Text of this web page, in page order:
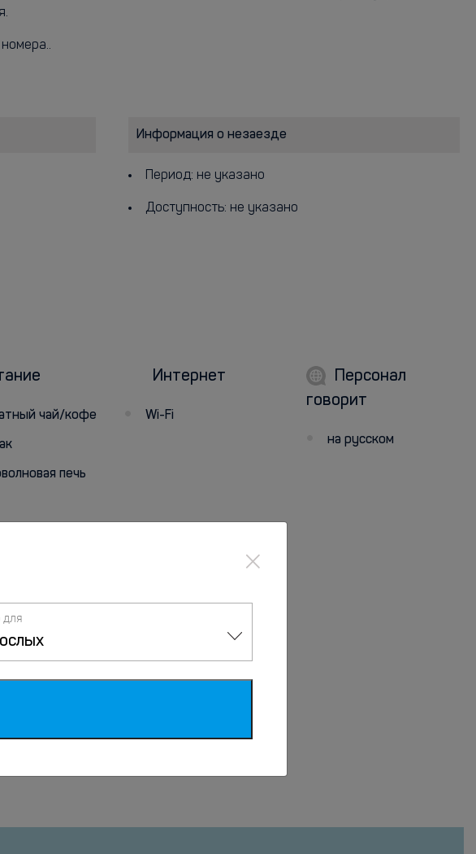
Информация о незаезде
Период: не указано
Доступность: не указано
чай/кофе
печь
Интернет
Wi-Fi
Персонал
говорит
на русском
×
для